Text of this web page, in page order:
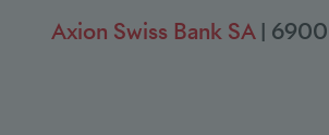
Axion Swiss Bank SA| 6900